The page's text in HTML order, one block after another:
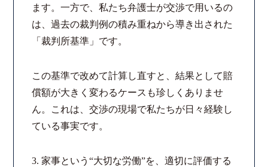
ます。一方で、私たち弁護士が交渉で用いるの
は、過去の裁判例の積み重ねから導き出された
「裁判所基準」です。
この基準で改めて計算し直すと、結果として賠
償額が大きく変わるケースも珍しくありませ
ん。これは、交渉の現場で私たちが日々経験し
ている事実です。
3. 家事という“大切な労働”を、適切に評価する